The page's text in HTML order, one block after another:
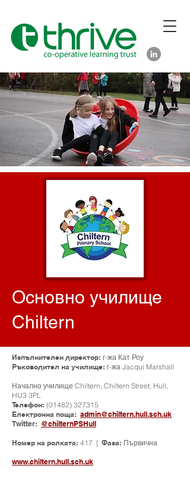
Основно училище
Chiltern
Изпълнителен директор: г-жа Кат Роу
Ръководител на училище: г-жа Jacqui Marshall
Начално училище Chiltern, Chiltern Street, Hull,
HU3 3PL
Телефон: (01482) 327315
Електронна поща: admin@chiltern.hull.sch.uk
Twitter: @chilternPSHull
Номер на ролката: 417 | Фаза: Първична
www.chiltern.hull.sch.uk